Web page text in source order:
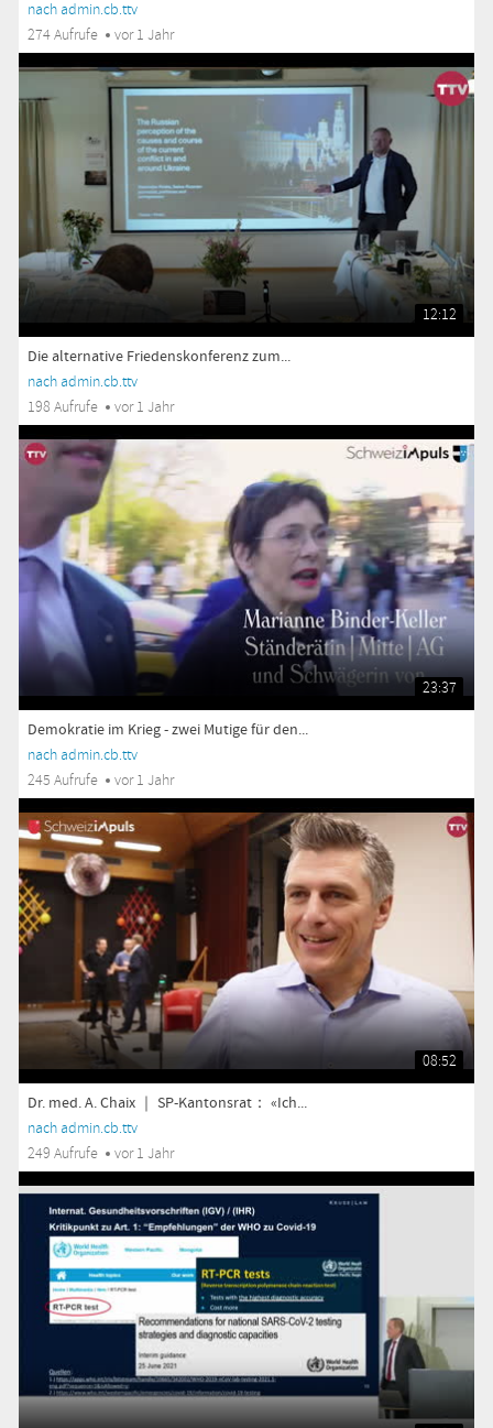
nach admin.cb.ttv
274 Aufrufe
vor 1 Jahr
12:12
Die alternative Friedenskonferenz zum...
nach admin.cb.ttv
198 Aufrufe
vor 1 Jahr
23:37
Demokratie im Krieg - zwei Mutige für den...
nach admin.cb.ttv
245 Aufrufe
vor 1 Jahr
08:52
Dr. med. A. Chaix ｜ SP-Kantonsrat： «Ich...
nach admin.cb.ttv
249 Aufrufe
vor 1 Jahr